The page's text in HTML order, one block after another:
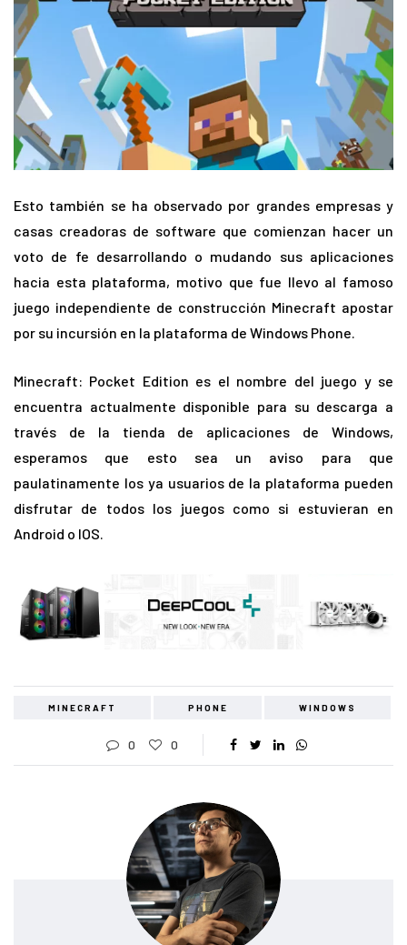
Esto también se ha observado por grandes empresas y
casas creadoras de software que comienzan hacer un
voto de fe desarrollando o mudando sus aplicaciones
hacia esta plataforma, motivo que fue llevo al famoso
juego independiente de construcción Minecraft apostar
por su incursión en la plataforma de Windows Phone.
Minecraft: Pocket Edition es el nombre del juego y se
encuentra actualmente disponible para su descarga a
través de la tienda de aplicaciones de Windows,
esperamos que esto sea un aviso para que
paulatinamente los ya usuarios de la plataforma pueden
disfrutar de todos los juegos como si estuvieran en
Android o IOS.
MINECRAFT PHONE WINDOWS
0 0